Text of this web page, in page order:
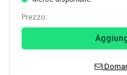
Prezzo: